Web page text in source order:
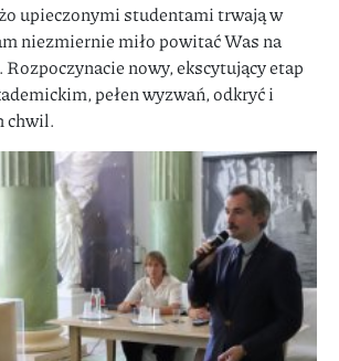
upieczonymi studentami trwają w
niezmiernie miło powitać Was na
nowy, ekscytujący etap
pełen wyzwań, odkryć i
chwil.